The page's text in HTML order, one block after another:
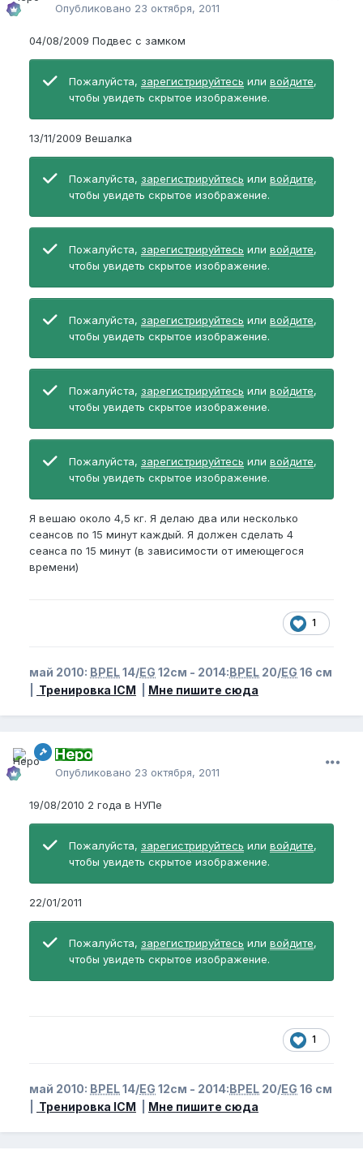
Опубликовано 23 октября, 2011
04/08/2009 Подвес с замком
Пожалуйста, зарегистрируйтесь или войдите,
чтобы увидеть скрытое изображение.
13/11/2009 Вешалка
Пожалуйста, зарегистрируйтесь или войдите,
чтобы увидеть скрытое изображение.
Пожалуйста, зарегистрируйтесь или войдите,
чтобы увидеть скрытое изображение.
Пожалуйста, зарегистрируйтесь или войдите,
чтобы увидеть скрытое изображение.
Пожалуйста, зарегистрируйтесь или войдите,
чтобы увидеть скрытое изображение.
Пожалуйста, зарегистрируйтесь или войдите,
чтобы увидеть скрытое изображение.
Я вешаю около 4,5 кг. Я делаю два или несколько
сеансов по 15 минут каждый. Я должен сделать 4
сеанса по 15 минут (в зависимости от имеющегося
времени)
1
май 2010: BPEL14/EG 12см - 2014:BPEL 20/EG 16 см
Тренировка ICM Мне пишите сюда
Неро
Опубликовано 23 октября, 2011
19/08/2010 2 года в НУПе
Пожалуйста, зарегистрируйтесь или войдите,
чтобы увидеть скрытое изображение.
22/01/2011
Пожалуйста, зарегистрируйтесь или войдите,
чтобы увидеть скрытое изображение.
1
май 2010: BPEL14/EG 12см - 2014:BPEL 20/EG 16 см
Тренировка ICM Мне пишите сюда